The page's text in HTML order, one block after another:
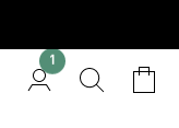
1